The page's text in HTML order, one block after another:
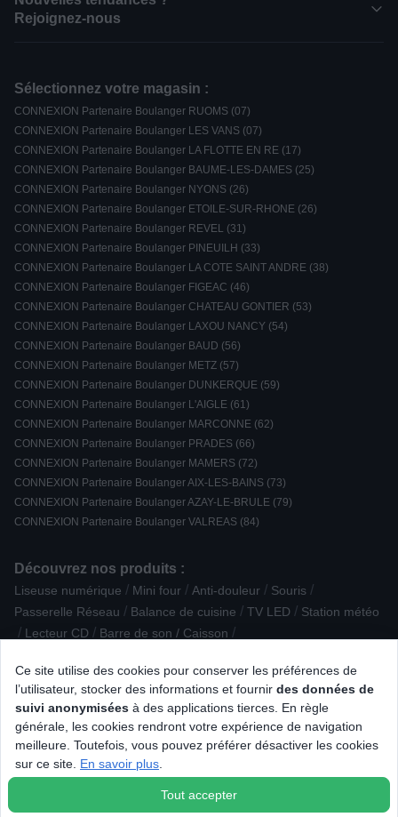
Ce site utilise des cookies pour conserver les préférences de
l’utilisateur, stocker des informations et fournir des données de
suivi anonymisées à des applications tierces. En règle
générale, les cookies rendront votre expérience de navigation
meilleure. Toutefois, vous pouvez préférer désactiver les cookies
sur ce site. En savoir plus
Tout accepter
Rejoignez-nous
Sélectionnez votre magasin :
CONNEXION Partenaire Boulanger RUOMS (07)
CONNEXION Partenaire Boulanger LES VANS (07)
CONNEXION Partenaire Boulanger LA FLOTTE EN RE (17)
CONNEXION Partenaire Boulanger BAUME-LES-DAMES (25)
CONNEXION Partenaire Boulanger NYONS (26)
CONNEXION Partenaire Boulanger ETOILE-SUR-RHONE (26)
CONNEXION Partenaire Boulanger REVEL (31)
CONNEXION Partenaire Boulanger PINEUILH (33)
CONNEXION Partenaire Boulanger LA COTE SAINT ANDRE (38)
CONNEXION Partenaire Boulanger FIGEAC (46)
CONNEXION Partenaire Boulanger CHATEAU GONTIER (53)
CONNEXION Partenaire Boulanger LAXOU NANCY (54)
CONNEXION Partenaire Boulanger BAUD (56)
CONNEXION Partenaire Boulanger METZ (57)
CONNEXION Partenaire Boulanger DUNKERQUE (59)
CONNEXION Partenaire Boulanger L'AIGLE (61)
CONNEXION Partenaire Boulanger MARCONNE (62)
CONNEXION Partenaire Boulanger PRADES (66)
CONNEXION Partenaire Boulanger MAMERS (72)
CONNEXION Partenaire Boulanger AIX-LES-BAINS (73)
CONNEXION Partenaire Boulanger AZAY-LE-BRULE (79)
CONNEXION Partenaire Boulanger VALREAS (84)
Découvrez nos produits :
Liseuse numérique / Mini four / Anti-douleur / Souris /
Passerelle Réseau / Balance de cuisine / TV LED / Station météo
/ Lecteur CD / Barre de son / Caisson /
/ Enceinte Encastrable / Souris Gamer /
Plaque de cuisson posable / Tablette iOS /
Sèche-linge à Condensation Sèche-cheveux
Multiprise parafoudre Aspirateur rechargeable / à main
Rasoir électrique / Mini-machine à laver / Essoreuse à linge
Bague connectée / Conservation / Repas nomade